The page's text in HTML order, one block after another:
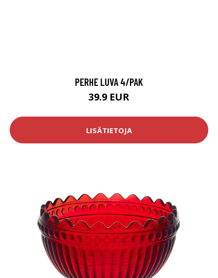
PERHE LUVA 4/PAK
39.9 EUR
LISÄTIETOJA